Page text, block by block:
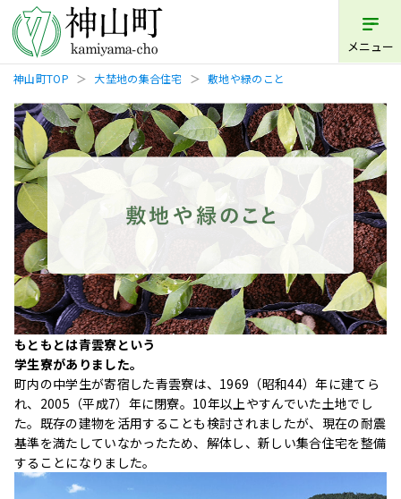
メニュー
神山町TOP 大埜地の集合住宅 敷地や緑のこと
もともとは⻘雲寮という
学生寮がありました。
町内の中学生が寄宿した⻘雲寮は、1969（昭和44）年に建てら
れ、2005（平成7）年に閉寮。10年以上やすんでいた土地でし
た。既存の建物を活用することも検討されましたが、現在の耐震
基準を満たしていなかったため、解体し、新しい集合住宅を整備
することになりました。